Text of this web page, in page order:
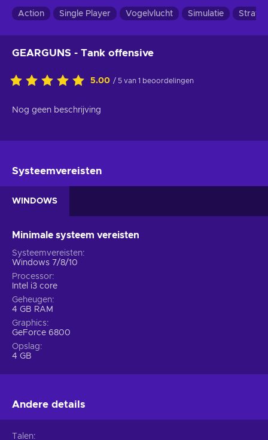
Action Single Player Vogelvlucht Simulatie
GEARGUNS - Tank offensive
5.00 / 5 van 1 beoordelingen
Nog geen beschrijving
Systeemvereisten
WINDOWS
Minimale systeem vereisten
Systeemvereisten
Windows 7/8/10
Processor
Intel i3 core
Geheugen
4 GB RAM
Graphics
GeForce 6800
Opslag
4 GB
Andere details
Talen